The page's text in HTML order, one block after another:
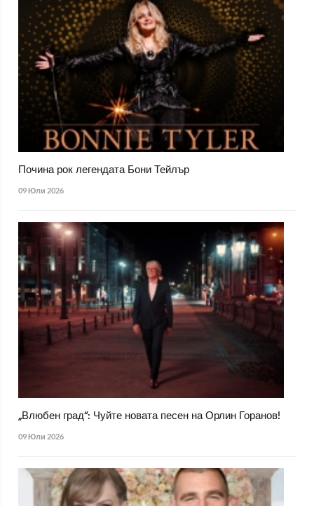
Почина рок легендата Бони Тейлър
09 Юли 2026
„Влюбен град“: Чуйте новата песен на Орлин Горанов!
09 Юли 2026